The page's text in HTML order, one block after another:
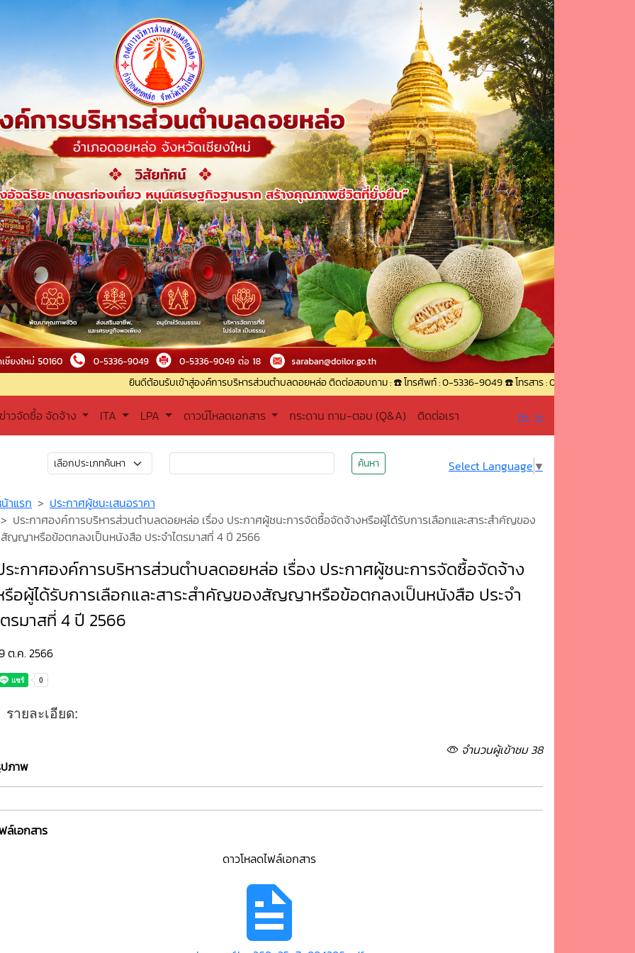
ยินดีต้อนรับเข้าสู่องค์การบริหารส่วนตำบลดอยหล่อ ติดต่อสอบถาม : ☎️ โทรศัพท์ : 0-5336-9049 ☎️ โทรสาร : 0-5336-9049 ต่อ 18 📧 อีเมล :
าวจัดซื้อ จัดจ้าง ITA LPA ดาวน์โหลดเอกสาร กระดาน ถาม-ตอบ (Q&A) ติดต่อเรา ก+ ก-
ค้นหา Select Language ▼
าแรก
ประกาศผู้ชนะเสนอราคา
ประกาศองค์การบริหารส่วนตำบลดอยหล่อ เรื่อง ประกาศผู้ชนะการจัดซื้อจัดจ้างหรือผู้ได้รับการเลือกและสาระสำคัญของ
สัญญาหรือข้อตกลงเป็นหนังสือ ประจำไตรมาสที่ 4 ปี 2566
ะกาศองค์การบริหารส่วนตำบลดอยหล่อ เรื่อง ประกาศผู้ชนะการจัดซื้อจัดจ้าง
รือผู้ได้รับการเลือกและสาระสำคัญของสัญญาหรือข้อตกลงเป็นหนังสือ ประจำ
รมาสที่ 4 ปี 2566
ต.ค. 2566
รายละเอียด:
จำนวนผู้เข้าชม 38
ภาพ
ล์เอกสาร
ดาวโหลดไฟล์เอกสาร